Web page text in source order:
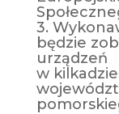
3.
będzie
urządzeń
w